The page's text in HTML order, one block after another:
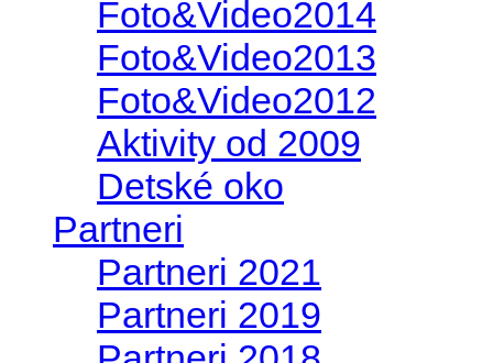
Foto&Video2014
Foto&Video2013
Foto&Video2012
Aktivity od 2009
Detské oko
Partneri
Partneri 2021
Partneri 2019